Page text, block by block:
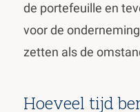
de portefeuille en
voor de
zetten als de
Hoeveel tijd